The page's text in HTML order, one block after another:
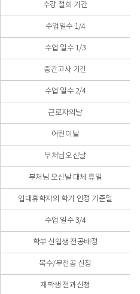
수강 철회 기간
수업일수 1/4
수업 일수 1/3
중간고사 기간
수업 일수 2/4
근로자의날
어린이날
부처님오신날
부처님 오신날 대체 휴일
입대휴학자의 학기 인정 기준일
수업 일수 3/4
학부 신입생 전공배정
복수/부전공 신청
재학생 전과신청